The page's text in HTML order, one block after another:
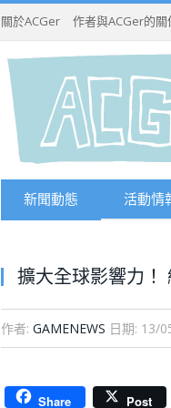
關於ACGer 作者與ACGer的關
新聞動態 活動情
擴大全球影響力
作者: GAMENEWS 日期: 13/
Share Post